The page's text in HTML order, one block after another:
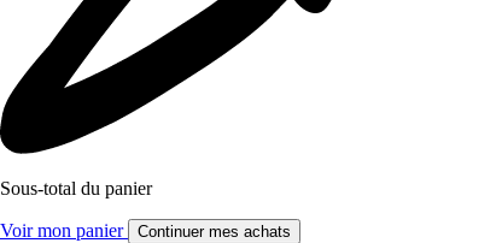
Sous-total du panier
Voir mon panier Continuer mes achats